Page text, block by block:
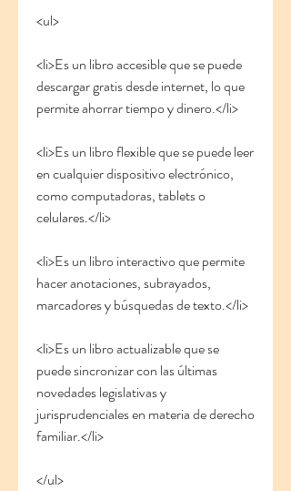
<ul>
<li>Es un libro accesible que se puede
descargar gratis desde internet, lo que
permite ahorrar tiempo y dinero.</li>
<li>Es un libro flexible que se puede leer
en cualquier dispositivo electrónico,
como computadoras, tablets o
celulares.</li>
<li>Es un libro interactivo que permite
hacer anotaciones, subrayados,
marcadores y búsquedas de texto.</li>
<li>Es un libro actualizable que se
puede sincronizar con las últimas
novedades legislativas y
jurisprudenciales en materia de derecho
familiar.</li>
</ul>